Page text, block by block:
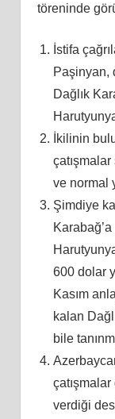
töreninde
İstifa
Paşinyan,
Dağlık
İkilinin
çatışmalar
ve normal
Şimdiye
600 dolar
Kasım
kalan
bile
verdiği